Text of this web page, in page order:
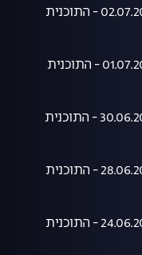
הצינור 02.07.2026 - התוכנית
הצינור 01.07.2026 - התוכנית
הצינור 30.06.2026 - התוכנית
הצינור 28.06.2026 - התוכנית
הצינור 24.06.2026 - התוכנית